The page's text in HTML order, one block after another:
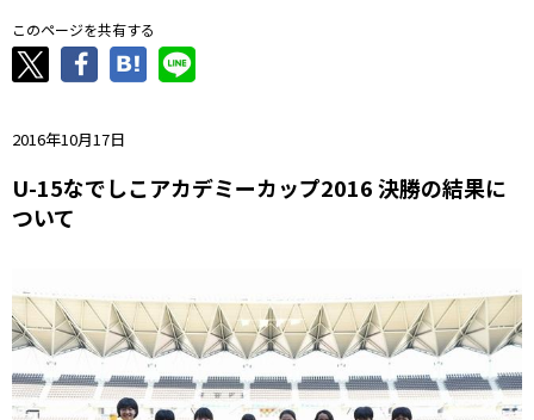
このページを共有する
2016年10月17日
U-15なでしこアカデミーカップ2016 決勝の結果に
ついて